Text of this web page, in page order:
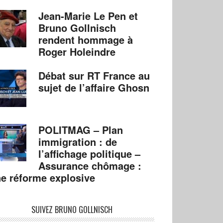
Jean-Marie Le Pen et
Bruno Gollnisch
rendent hommage à
Roger Holeindre
Débat sur RT France au
sujet de l’affaire Ghosn
POLITMAG – Plan
immigration : de
l’affichage politique –
Assurance chômage :
réforme explosive
SUIVEZ BRUNO GOLLNISCH